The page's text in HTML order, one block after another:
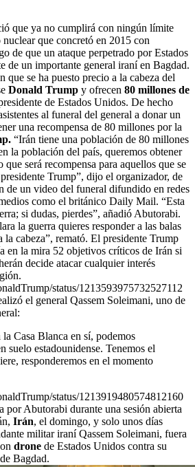
que ya no cumplirá con ningún límite
que concretó en 2015 con
de que un ataque perpetrado por Estados
de un importante general iraní en Bagdad.
que se ha puesto precio a la cabeza del
Donald Trump y ofrecen 80 millones de
de Estados Unidos. De hecho
al funeral del general a donar un
una recompensa de 80 millones por la
“Irán tiene una población de 80 millones
la población del país, queremos obtener
será recompensa para aquellos que se
Trump”, dijo el organizador, de
de un video del funeral difundido en redes
como el británico Daily Mail. “Esta
si dudas, pierdes”, añadió Abutorabi.
la guerra quieres responder a las balas
la cabeza”, remató. El presidente Trump
en la mira 52 objetivos críticos de Irán si
decide atacar cualquier interés
status/1213593975732527112
el general Qassem Soleimani, uno de
la Casa Blanca en sí, podemos
suelo estadounidense. Tenemos el
responderemos en el momento
status/1213919480574812160
por Abutorabi durante una sesión abierta
Irán, el domingo, y solo unos días
militar iraní Qassem Soleimani, fuera
drone de Estados Unidos contra su
Bagdad.